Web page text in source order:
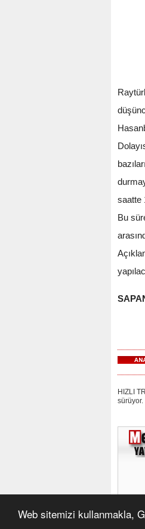
Web sitemizi kullanmakla,
saatte
Bu
HIZLI
sürüyor.